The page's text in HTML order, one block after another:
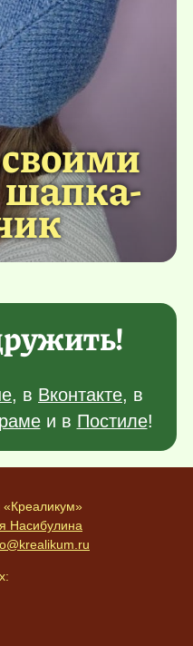
, в Вконтакте, в
и в Постиле!
Насибулина